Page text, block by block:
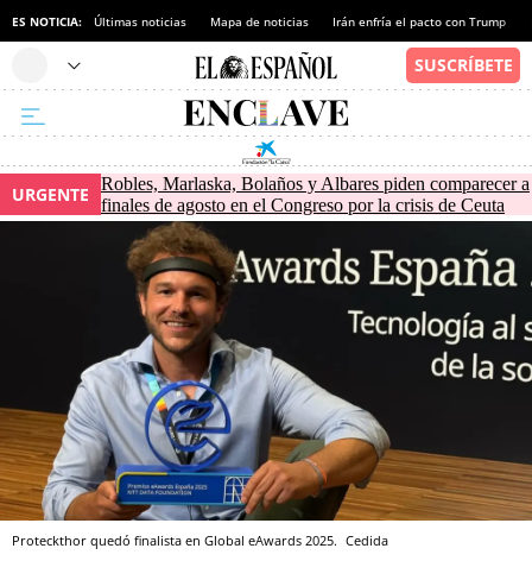
ES NOTICIA: Últimas noticias Mapa de noticias Irán enfría el pacto con Trump
URGENTE
Robles, Marlaska, Bolaños y Albares piden comparecer a
finales de agosto en el Congreso por la crisis de Ceuta
Proteckthor quedó finalista en Global eAwards 2025. Cedida